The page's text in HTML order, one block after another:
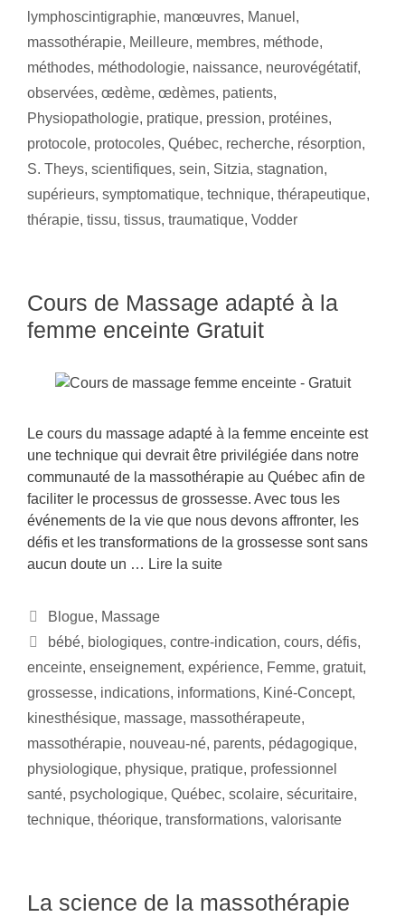
lymphoscintigraphie, manœuvres, Manuel ,
massothérapie, Meilleure, membres, méthode,
méthodes, méthodologie, naissance, neurovégétatif,
observées, œdème, œdèmes, patients,
Physiopathologie, pratique, pression, protéines,
protocole, protocoles, Québec, recherche, résorption,
S. Theys, scientifiques, sein, Sitzia, stagnation,
supérieurs, symptomatique, technique, thérapeutique,
thérapie, tissu, tissus, traumatique, Vodder
Cours de Massage adapté à la
femme enceinte Gratuit
Le cours du massage adapté à la femme enceinte est
une technique qui devrait être privilégiée dans notre
communauté de la massothérapie au Québec afin de
faciliter le processus de grossesse. Avec tous les
événements de la vie que nous devons affronter, les
défis et les transformations de la grossesse sont sans
aucun doute un … Lire la suite
Blogue, Massage
bébé, biologiques, contre-indication, cours, défis,
enceinte, enseignement, expérience, Femme, gratuit,
grossesse, indications, informations, Kiné-Concept,
kinesthésique, massage, massothérapeute,
massothérapie, nouveau-né, parents, pédagogique,
physiologique, physique, pratique, professionnel
santé, psychologique, Québec, scolaire, sécuritaire,
technique, théorique, transformations, valorisante
La science de la massothérapie